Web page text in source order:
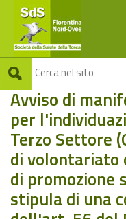
Avviso di
per
Terzo Settore
di volontariato
di promozione
stipula di una